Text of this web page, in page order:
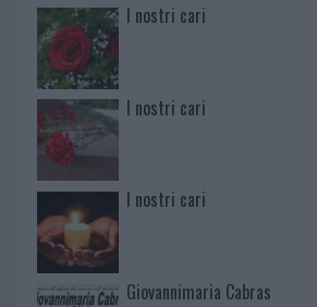
I nostri cari
I nostri cari
I nostri cari
Giovannimaria Cabras